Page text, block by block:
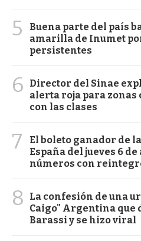
5
Buena parte del país
amarilla de Inumet
persistentes
6
Director del Sinae
alerta roja para zonas
con las clases
7
El boleto ganador de
España del jueves 6 de
números con
8
La confesión de una
Caigo" Argentina que
Barassi y se hizo viral